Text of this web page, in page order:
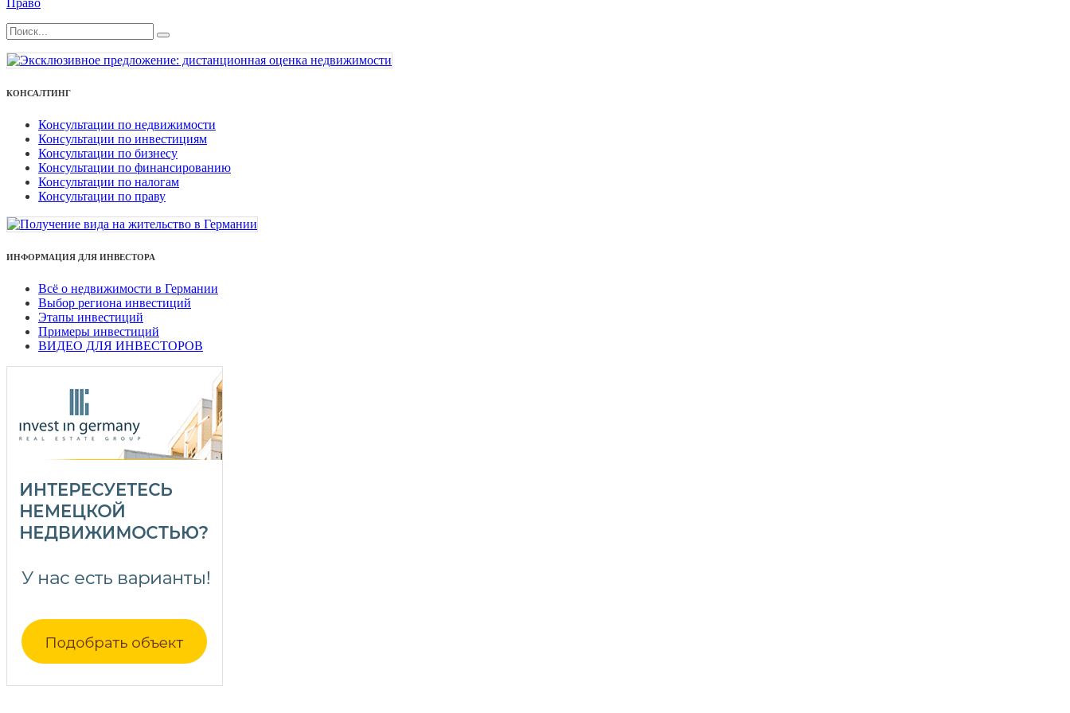
Право
КОНСАЛТИНГ
Консультации по недвижимости
Консультации по инвестициям
Консультации по бизнесу
Консультации по финансированию
Консультации по налогам
Консультации по праву
ИНФОРМАЦИЯ ДЛЯ ИНВЕСТОРА
Всё о недвижимости в Германии
Выбор региона инвестиций
Этапы инвестиций
Примеры инвестиций
ВИДЕО ДЛЯ ИНВЕСТОРОВ